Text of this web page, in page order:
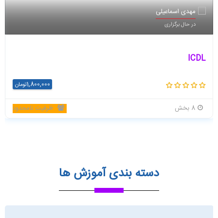
1520
دوره
مهدی اسماعیلی
در حال برگزاری
ICDL
1,800,000تومان
8 بخش ظرفیت نامحدود
دسته بندی آموزش ها